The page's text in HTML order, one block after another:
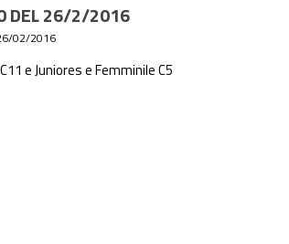
DEL 26/2/2016
02/2016
e Juniores e Femminile C5